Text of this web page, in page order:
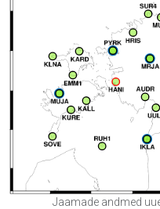
Jaamade andmed